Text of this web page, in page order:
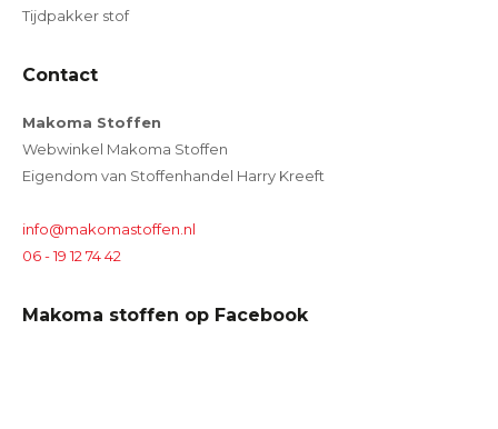
Tijdpakker stof
Contact
Makoma Stoffen
Webwinkel Makoma Stoffen
Eigendom van Stoffenhandel Harry Kreeft
info@makomastoffen.nl
06 - 19 12 74 42
Makoma stoffen op Facebook